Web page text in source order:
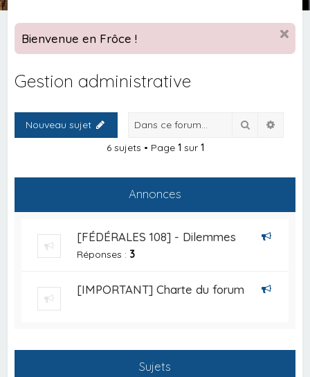
c
h
Bienvenue en Frôce !
Gestion administrative
Nouveau sujet Rechercher
6 sujets • Page 1 sur 1
Annonces
[FÉDÉRALES 108] - Dilemmes
Réponses : 3
[IMPORTANT] Charte du forum
Sujets